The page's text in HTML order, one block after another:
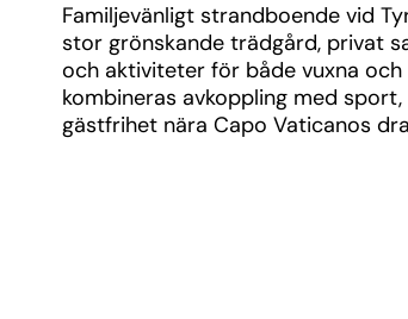
Familjevänligt strandboende vid
stor grönskande trädgård, privat
och aktiviteter för både vuxna och
kombineras avkoppling med
gästfrihet nära Capo Vaticanos